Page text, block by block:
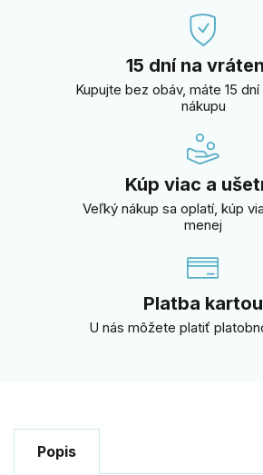
15 dní na
Kupujte bez obáv, máte 15
nákupu
Kúp viac a
Veľký nákup sa oplatí, kúp
menej
Platba kartou
U nás môžete platiť
Popis